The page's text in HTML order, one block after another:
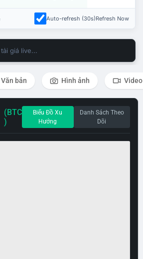
Auto-refresh (30s)Refresh Now
giá live...
Văn bản Hình ảnh Video
(BTC
)
Biểu Đồ Xu
Hướng
Danh Sách Theo
Dõi